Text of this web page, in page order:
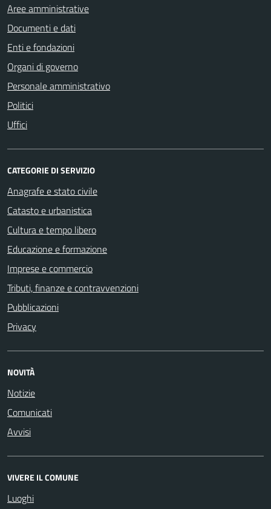
Aree amministrative
Documenti e dati
Enti e fondazioni
Organi di governo
Personale amministrativo
Politici
Uffici
CATEGORIE DI SERVIZIO
Anagrafe e stato civile
Catasto e urbanistica
Cultura e tempo libero
Educazione e formazione
Imprese e commercio
Tributi, finanze e contravvenzioni
Pubblicazioni
Privacy
NOVITÀ
Notizie
Comunicati
Avvisi
VIVERE IL COMUNE
Luoghi